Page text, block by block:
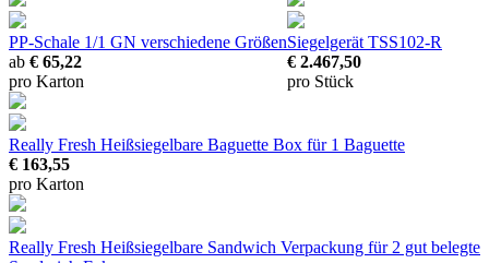
PP-Schale 1/1 GN verschiedene Größen
ab € 65,22
pro Karton
Siegelgerät TSS102-R
€ 2.467,50
pro Stück
Really Fresh Heißsiegelbare Baguette Box für 1 Baguette
€ 163,55
pro Karton
Really Fresh Heißsiegelbare Sandwich Verpackung für 2 gut belegte